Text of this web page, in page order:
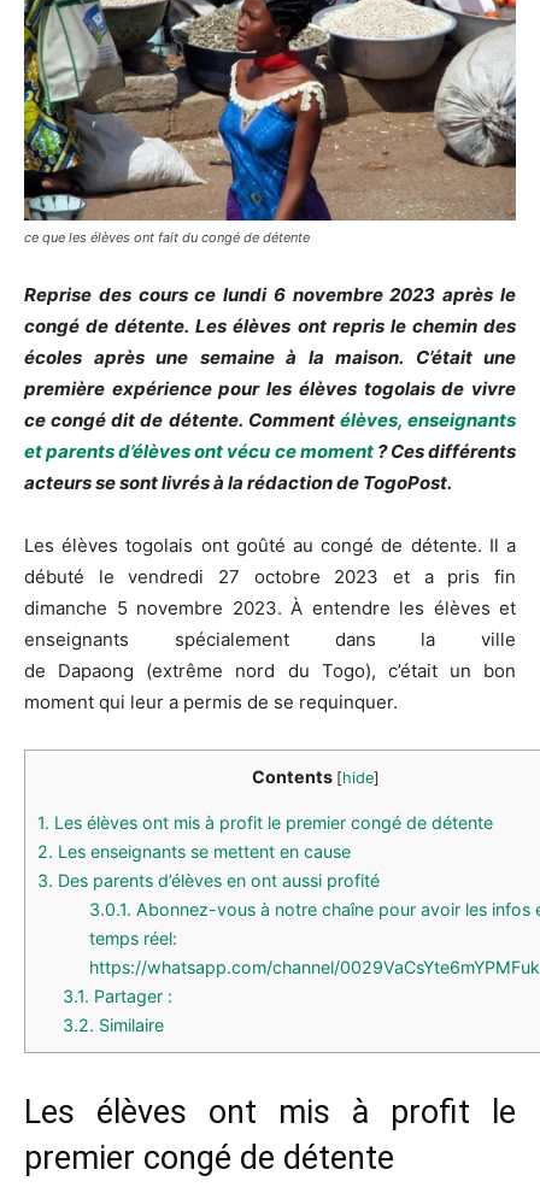
ce que les élèves ont fait du congé de détente
Reprise des cours ce lundi 6 novembre 2023 après le
congé de détente. Les élèves ont repris le chemin des
écoles après une semaine à la maison. C’était une
première expérience pour les élèves togolais de vivre
ce congé dit de détente. Comment élèves, enseignants
et parents d’élèves ont vécu ce moment?Ces différents
acteurs se sont livrés à la rédaction de TogoPost.
Les élèves togolais ont goûté au congé de détente. Il a
débuté le vendredi 27 octobre 2023 et a pris fin
dimanche 5 novembre 2023. À entendre les élèves et
enseignants spécialement dans la ville
de Dapaong (extrême nord du Togo), c’était un bon
moment qui leur a permis de se requinquer.
Contents [hide]
1. Les élèves ont mis à profit le premier congé de détente
2. Les enseignants se mettent en cause
3. Des parents d’élèves en ont aussi profité
3.0.1. Abonnez-vous à notre chaîne pour avoir les infos
temps réel:
https://whatsapp.com/channel/
3.1. Partager :
3.2. Similaire
Les élèves ont mis à profit le
premier congé de détente